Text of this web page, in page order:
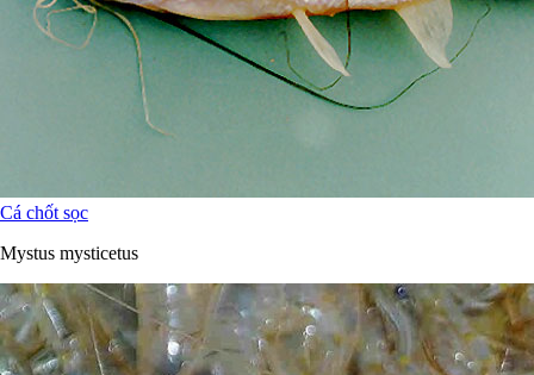
Cá chốt sọc
Mystus mysticetus